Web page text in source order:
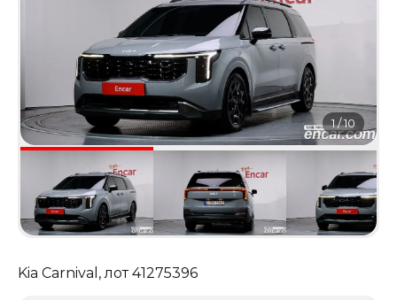
1/10
Kia Carnival , лот41275396